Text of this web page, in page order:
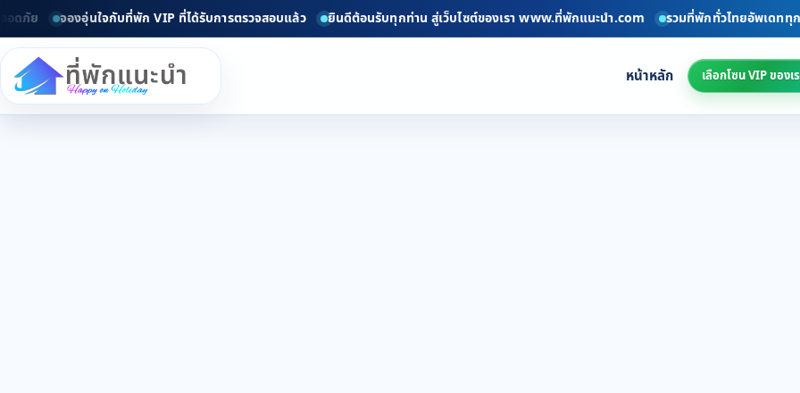
ภัย จองอุ่นใจกับที่พัก VIP ที่ได้รับการตรวจสอบแล้ว ยินดีต้อนรับทุกท่าน สู่เว็บไซต์ของเรา www.ที่พักแนะนำ.com รวมที่พักทั่วไทยอัพเดททุกวัน
หน้าหลัก เลือกโซน VIP ของเ